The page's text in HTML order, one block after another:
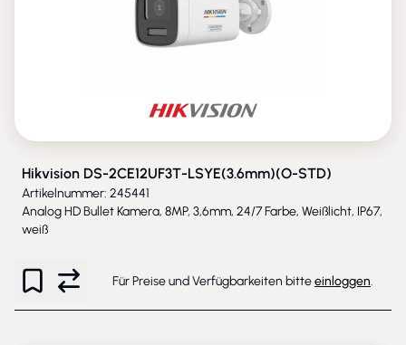
Hikvision DS-2CE12UF3T-LSYE(3.6mm)(O-STD)
Artikelnummer: 245441
Analog HD Bullet Kamera, 8MP, 3,6mm, 24/7 Farbe, Weißlicht, IP67,
weiß
Für Preise und Verfügbarkeiten bitteeinloggen.